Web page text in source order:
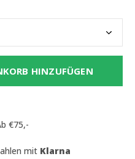
HINZUFÜGEN
€75,-
mit Klarna